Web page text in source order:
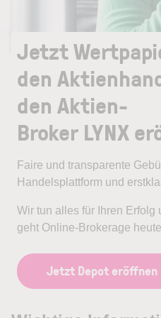
Jetzt
den
den Aktien-
Broker LYNX
Faire und transparente
Handelsplattform und
Wir tun alles für Ihren Erfolg
geht Online-Brokerage
Jetzt Depot eröffnen